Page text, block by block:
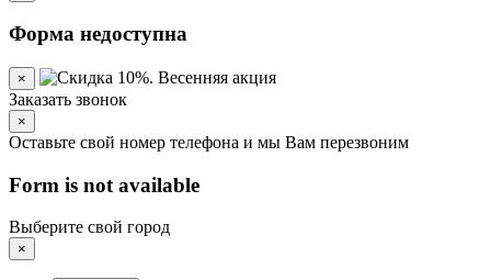
Форма недоступна
×
Заказать звонок
×
Оставьте свой номер телефона и мы Вам перезвоним
Form is not available
Выберите свой город
×